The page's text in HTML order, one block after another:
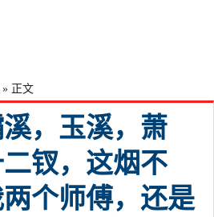
» 正文
，玉溪，萧
钗，这烟不
个师傅，还是